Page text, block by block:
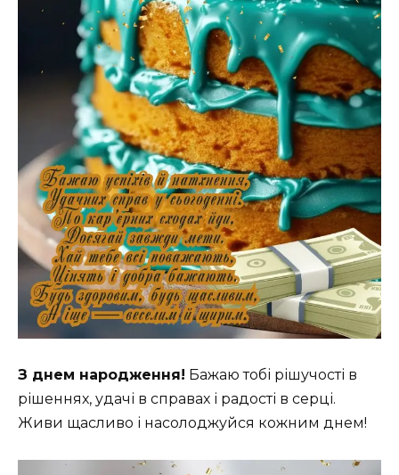
З днем народження! Бажаю тобі рішучості в
рішеннях, удачі в справах і радості в серці.
Живи щасливо і насолоджуйся кожним днем!